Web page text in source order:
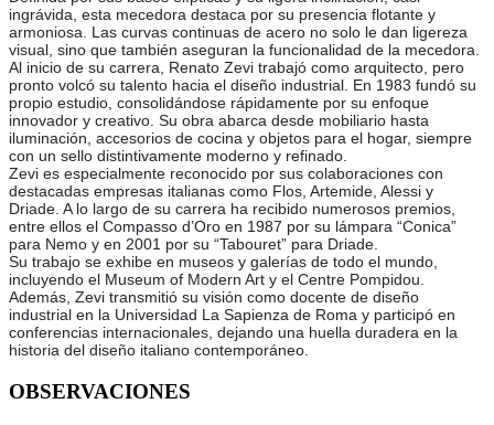
ingrávida, esta mecedora destaca por su presencia flotante y
armoniosa. Las curvas continuas de acero no solo le dan ligereza
visual, sino que también aseguran la funcionalidad de la mecedora.
Al inicio de su carrera, Renato Zevi trabajó como arquitecto, pero
pronto volcó su talento hacia el diseño industrial. En 1983 fundó su
propio estudio, consolidándose rápidamente por su enfoque
innovador y creativo. Su obra abarca desde mobiliario hasta
iluminación, accesorios de cocina y objetos para el hogar, siempre
con un sello distintivamente moderno y refinado.
Zevi es especialmente reconocido por sus colaboraciones con
destacadas empresas italianas como Flos, Artemide, Alessi y
Driade. A lo largo de su carrera ha recibido numerosos premios,
entre ellos el Compasso d’Oro en 1987 por su lámpara “Conica”
para Nemo y en 2001 por su “Tabouret” para Driade.
Su trabajo se exhibe en museos y galerías de todo el mundo,
incluyendo el Museum of Modern Art y el Centre Pompidou.
Además, Zevi transmitió su visión como docente de diseño
industrial en la Universidad La Sapienza de Roma y participó en
conferencias internacionales, dejando una huella duradera en la
historia del diseño italiano contemporáneo.
OBSERVACIONES